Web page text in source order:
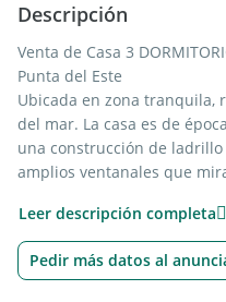
Descripción
Venta de Casa 3
Punta del Este
Ubicada en zona tranquila,
del mar. La casa es de
una construcción de
amplios ventanales que
salida a lavadero y
dormitorios, el principal en
techado y estacionamiento
Leer descripción completa
Pedir más datos al